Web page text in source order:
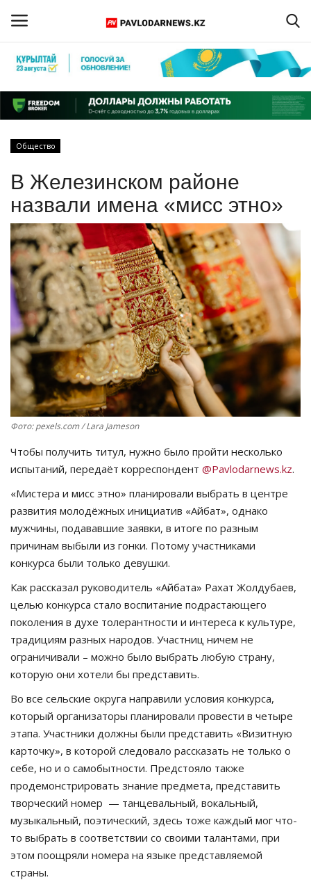
Регистрация
Главная
КАЗАХСТАН
МИР
СПЕЦПРОЕКТЫ
СПОРТ
Чек-лист
РАЗВЛЕЧЕНИЯ
Язык
Общество
В Железинском районе
назвали имена «мисс этно»
Фото: pexels.com / Lara Jameson
Чтобы получить титул, нужно было пройти несколько
испытаний, передаёт корреспондент @Pavlodarnews.kz.
«Мистера и мисс этно» планировали выбрать в центре
развития молодёжных инициатив «Айбат», однако
мужчины, подававшие заявки, в итоге по разным
причинам выбыли из гонки. Потому участниками
конкурса были только девушки.
Как рассказал руководитель «Айбата» Рахат Жолдубаев,
целью конкурса стало воспитание подрастающего
поколения в духе толерантности и интереса к культуре,
традициям разных народов. Участниц ничем не
ограничивали – можно было выбрать любую страну,
которую они хотели бы представить.
Во все сельские округа направили условия конкурса,
который организаторы планировали провести в четыре
этапа. Участники должны были представить «Визитную
карточку», в которой следовало рассказать не только о
себе, но и о самобытности. Предстояло также
продемонстрировать знание предмета, представить
творческий номер — танцевальный, вокальный,
музыкальный, поэтический, здесь тоже каждый мог что-
то выбрать в соответствии со своими талантами, при
этом поощряли номера на языке представляемой
страны.